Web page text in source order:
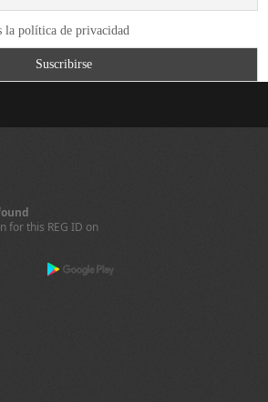
la política de privacidad
for this REG ID on